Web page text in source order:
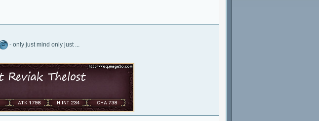
- only just mind only just ...